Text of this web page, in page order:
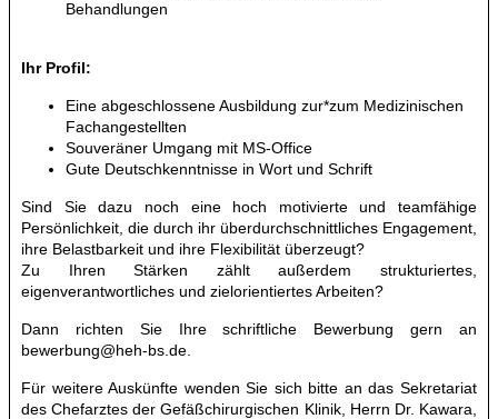
Behandlungen
Ihr Profil:
Eine abgeschlossene Ausbildung zur*zum Medizinischen
Fachangestellten
Souveräner Umgang mit MS-Office
Gute Deutschkenntnisse in Wort und Schrift
Sind Sie dazu noch eine hoch motivierte und teamfähige
Persönlichkeit, die durch ihr überdurchschnittliches Engagement,
ihre Belastbarkeit und ihre Flexibilität überzeugt?
Zu Ihren Stärken zählt außerdem strukturiertes,
eigenverantwortliches und zielorientiertes Arbeiten?
Dann richten Sie Ihre schriftliche Bewerbung gern an
bewerbung@heh-bs.de.
Für weitere Auskünfte wenden Sie sich bitte an das Sekretariat
des Chefarztes der Gefäßchirurgischen Klinik, Herrn Dr. Kawara,